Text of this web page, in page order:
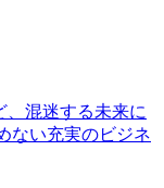
混迷する未来に
ない充実のビジネ